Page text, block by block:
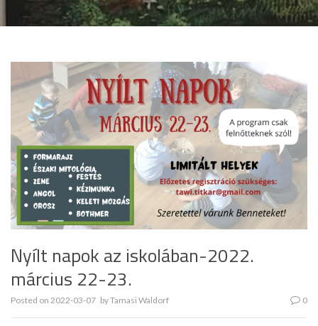
Nyílt napok az iskolában-2022.
március 22-23.
Posted on 2022-03-07 byTamasi Waldorf 0